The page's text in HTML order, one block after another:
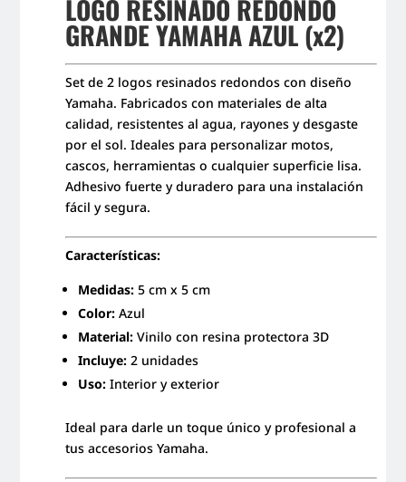
LOGO RESINADO REDONDO
GRANDE YAMAHA AZUL (x2)
Set de 2 logos resinados redondos con diseño
Yamaha. Fabricados con materiales de alta
calidad, resistentes al agua, rayones y desgaste
por el sol. Ideales para personalizar motos,
cascos, herramientas o cualquier superficie lisa.
Adhesivo fuerte y duradero para una instalación
fácil y segura.
Características:
Medidas: 5 cm x 5 cm
Color: Azul
Material: Vinilo con resina protectora 3D
Incluye: 2 unidades
Uso: Interior y exterior
Ideal para darle un toque único y profesional a
tus accesorios Yamaha.